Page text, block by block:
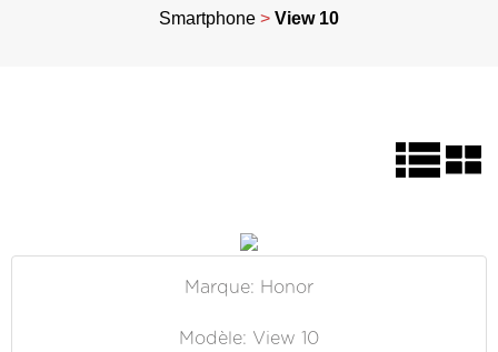
Smartphone > View 10
Marque: Honor
Modèle: View 10